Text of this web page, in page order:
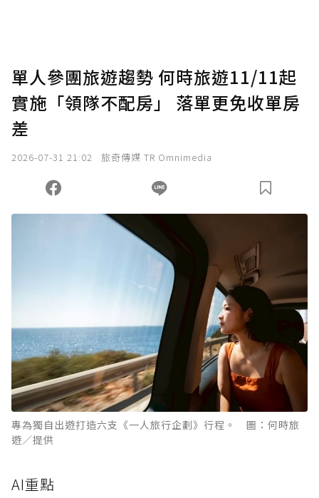
確認送出
您當前剩餘 U 利點數：0點；前往 購買點數
單人參團旅遊趨勢 何時旅遊11/11起
實施「領隊不配房」 落單更免收單房
差
2026-07-31 21:02 旅奇傳媒 TR Omnimedia
專為獨自出遊打造六支《一人旅行企劃》行程。 圖：何時旅
遊／提供
AI重點